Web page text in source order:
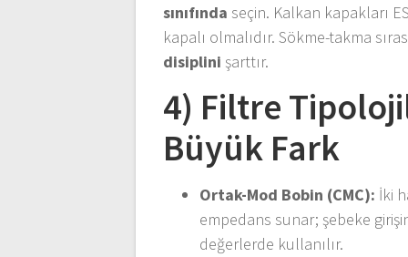
sınıfında seçin. Kalkan kapakları
kapalı olmalıdır. Sökme-takma
disiplini şarttır.
4) Filtre
Büyük Fark
Ortak-Mod Bobin (CMC): İki
empedans sunar; şebeke
değerlerde kullanılır.